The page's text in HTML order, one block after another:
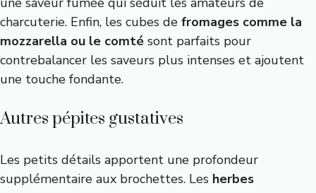
charcuterie. Enfin, les cubes de fromages comme la
mozzarella ou le comté sont parfaits pour
contrebalancer les saveurs plus intenses et ajoutent
une touche fondante.
Autres pépites gustatives
Les petits détails apportent une profondeur
supplémentaire aux brochettes. Les herbes